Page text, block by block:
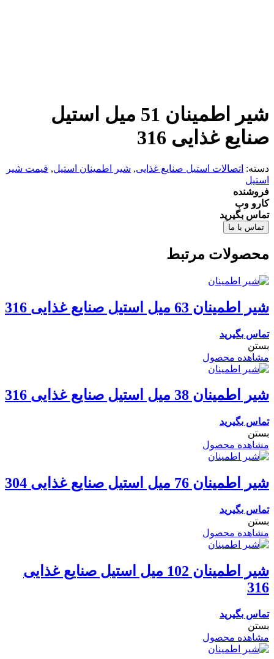
شیر اطمینان 51 میل استیل
صنایع غذایی 316
دسته: اتصالات استیل صنایع غذایی, شیر اطمینان استیل, قیمت شیر
استیل
فروشنده
کارو وب
تماس بگیرید
تماس با ما
محصولات مرتبط
شیر اطمینان 63 میل استیل صنایع غذایی 316
تماس بگیرید
بستن
مشاهده محصول
شیر اطمینان 38 میل استیل صنایع غذایی 316
تماس بگیرید
بستن
مشاهده محصول
شیر اطمینان 76 میل استیل صنایع غذایی 304
تماس بگیرید
بستن
مشاهده محصول
شیر اطمینان 102 میل استیل صنایع غذایی
316
تماس بگیرید
بستن
مشاهده محصول